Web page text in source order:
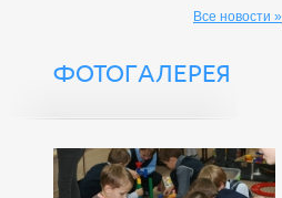
Все новости »
ФОТОГАЛЕРЕЯ